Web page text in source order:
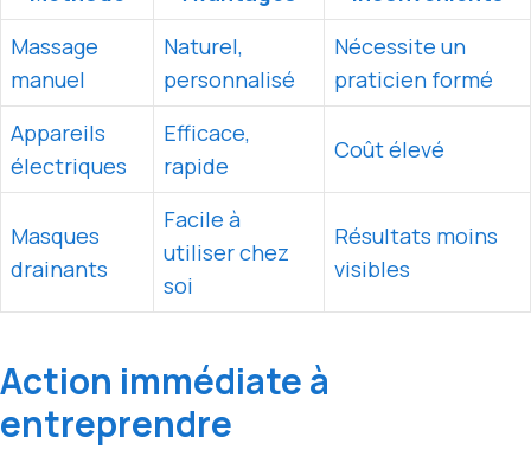
Massage
manuel
Naturel,
personnalisé
Nécessite un
praticien formé
Appareils
électriques
Efficace,
rapide
Coût élevé
Masques
drainants
Facile à
utiliser chez
soi
Résultats moins
visibles
Action immédiate à
entreprendre